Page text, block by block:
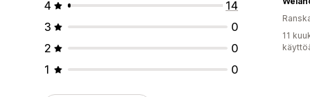
4
14
3
0
2
0
1
0
11